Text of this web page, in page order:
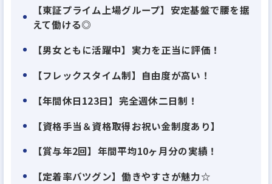
理⼾数66万⼾というスケールの⼤きな事業を展開し
ています。
お持ちの方
★成長意欲が高く、新しい仕事にも積極的に挑戦で
こんな方に、ぜひご応募いただきたいと思っておりま
す！
【東証プライム上場グループ】安定基盤で腰を据
えて働ける◎
【男女ともに活躍中】実力を正当に評価！
【フレックスタイム制】自由度が高い！
【年間休⽇123⽇】完全週休二日制！
【資格手当＆資格取得お祝い⾦制度あり】
【賞与年2回】年間平均10ヶ月分の実績！
【定着率バツグン】働きやすさが魅力☆